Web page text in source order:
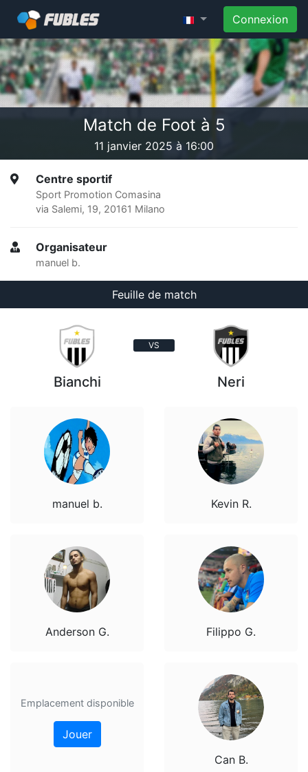
Connexion
Match de Foot à 5
11 janvier 2025 à 16:00
Centre sportif
Sport Promotion Comasina
via Salemi, 19, 20161 Milano
Organisateur
manuel b.
Feuille de match
VS
Bianchi
manuel b.
Anderson G.
Emplacement disponible
Jouer
Neri
Kevin R.
Filippo G.
Can B.